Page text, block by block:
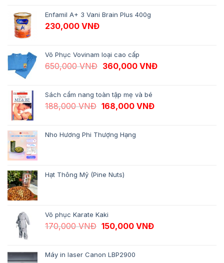
Enfamil A+ 3 Vani Brain Plus 400g
230,000 VNĐ
Võ Phục Vovinam loại cao cấp
650,000VNĐ Giá gốc là: 650,000 VNĐ.
360,000 VNĐGiá hiện tại là:
Sách cẩm nang toàn tập mẹ và bé
188,000VNĐ Giá gốc là: 188,000 VNĐ.
168,000 VNĐGiá hiện tại là:
Nho Hương Phi Thượng Hạng
Hạt Thông Mỹ (Pine Nuts)
Võ phục Karate Kaki
170,000VNĐ Giá gốc là: 170,000 VNĐ.
150,000 VNĐGiá hiện tại là:
Máy in laser Canon LBP2900